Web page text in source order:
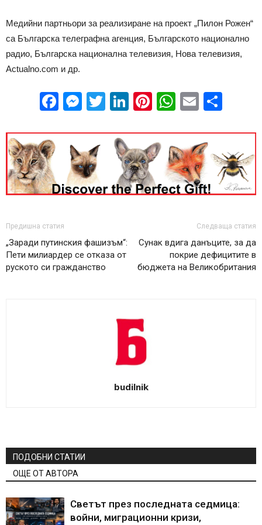
Медийни партньори за реализиране на проект „Пилон Рожен“
са Българска телеграфна агенция, Българското национално
радио, Българска национална телевизия, Нова телевизия,
Actualno.com и др.
Facebook
Messenger
Twitter
LinkedIn
Pinterest
WhatsApp
Email
Предишна статия
„Заради путинския фашизъм“:
Пети милиардер се отказа от
руското си гражданство
Следваща статия
Сунак вдига данъците, за да
покрие дефицитите в
бюджета на Великобритания
budilnik
ПОДОБНИ СТАТИИ
ОЩЕ ОТ АВТОРА
Светът през последната седмица:
войни, миграционни кризи,